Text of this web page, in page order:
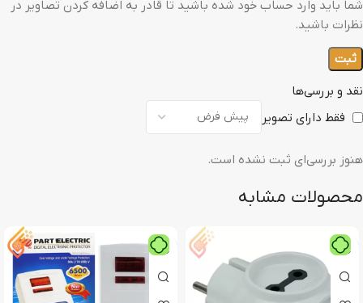
نقد و بررسی‌ها
فقط دارای تصویر
هنوز بررسی‌ای ثبت نشده است.
شما باید وارد حساب خود شده باشید تا قادر به اضافه کردن تصاویر در
نظرات باشید.
محصولات مشابه